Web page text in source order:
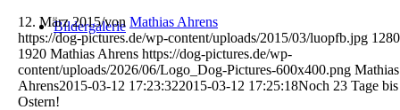
Bildergalerie
12. März 2015/von Mathias Ahrens
https://dog-pictures.de/wp-content/uploads/2015/03/luopfb.jpg 1280
1920 Mathias Ahrens https://dog-pictures.de/wp-
content/uploads/2026/06/Logo_Dog-Pictures-600x400.png Mathias
Ahrens2015-03-12 17:23:322015-03-12 17:25:18Noch 23 Tage bis
Ostern!